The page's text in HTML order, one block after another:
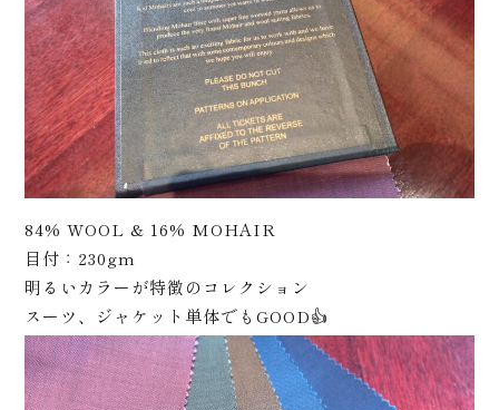
商品
84% WOOL & 16% MOHAIR
目付：230gm
明るいカラーが特徴のコレクション
スーツ、ジャケット単体でもGOOD👍